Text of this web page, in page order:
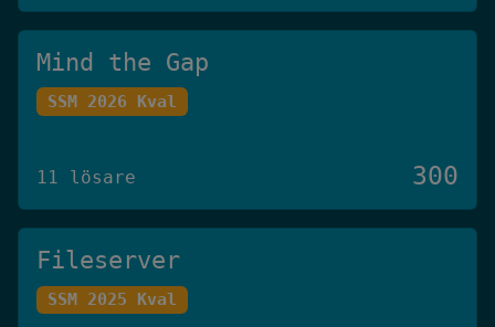
Mind the Gap
SSM 2026 Kval
11 lösare 300
Fileserver
SSM 2025 Kval